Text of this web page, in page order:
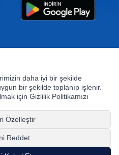
trademarks of or licensed to The Goodyear
license by Basbug Group Company,
Tire & Rubber Company.
daha iyi bir şekilde
bir şekilde toplanıp işlenir.
için Gizlilik Politikamızı
Özelleştir
Reddet